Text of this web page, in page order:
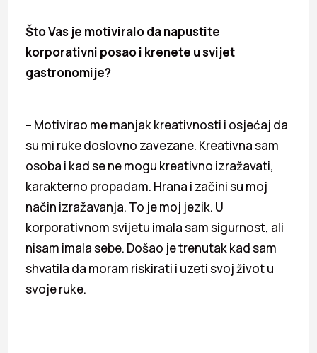
Što Vas je motiviralo da napustite
korporativni posao i krenete u svijet
gastronomije?
– Motivirao me manjak kreativnosti i osjećaj da
su mi ruke doslovno zavezane. Kreativna sam
osoba i kad se ne mogu kreativno izražavati,
karakterno propadam. Hrana i začini su moj
način izražavanja. To je moj jezik. U
korporativnom svijetu imala sam sigurnost, ali
nisam imala sebe. Došao je trenutak kad sam
shvatila da moram riskirati i uzeti svoj život u
svoje ruke.